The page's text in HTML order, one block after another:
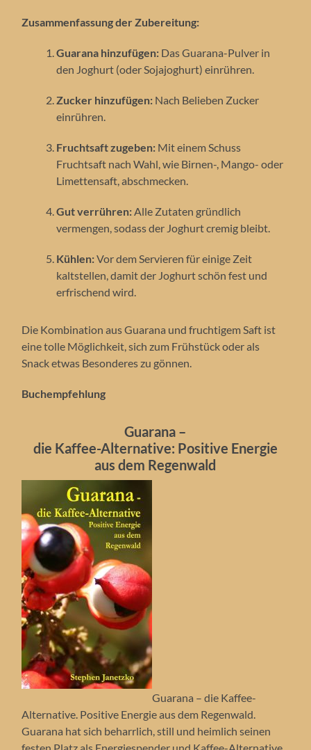
Zusammenfassung der Zubereitung:
Guarana hinzufügen: Das Guarana-Pulver in
den Joghurt (oder Sojajoghurt) einrühren.
Zucker hinzufügen: Nach Belieben Zucker
einrühren.
Fruchtsaft zugeben: Mit einem Schuss
Fruchtsaft nach Wahl, wie Birnen-, Mango- oder
Limettensaft, abschmecken.
Gut verrühren:Alle Zutaten gründlich
vermengen, sodass der Joghurt cremig bleibt.
Kühlen:Vor dem Servieren für einige Zeit
kaltstellen, damit der Joghurt schön fest und
erfrischend wird.
Die Kombination aus Guarana und fruchtigem Saft ist
eine tolle Möglichkeit, sich zum Frühstück oder als
Snack etwas Besonderes zu gönnen.
Buchempfehlung
Guarana –
die Kaffee-Alternative: Positive Energie
aus dem Regenwald
Guarana – die Kaffee-
Alternative. Positive Energie aus dem Regenwald.
Guarana hat sich beharrlich, still und heimlich seinen